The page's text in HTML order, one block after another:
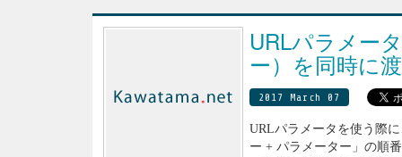
URLパラメー
ー）を同時に
2017 March 07
URLパラメータを使う際
ー + パラメーター」の順